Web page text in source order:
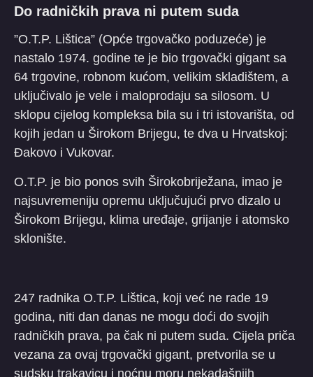
Do radničkih prava ni putem suda
”O.T.P. Lištica” (Opće trgovačko poduzeće) je
nastalo 1974. godine te je bio trgovački gigant sa
64 trgovine, robnom kućom, velikim skladištem, a
uključivalo je vele i maloprodaju sa silosom. U
sklopu cijelog kompleksa bila su i tri istovarišta, od
kojih jedan u Širokom Brijegu, te dva u Hrvatskoj:
Đakovo i Vukovar.
O.T.P. je bio ponos svih Širokobriježana, imao je
najsuvremeniju opremu uključujući prvo dizalo u
Širokom Brijegu, klima uređaje, grijanje i atomsko
sklonište.
247 radnika O.T.P. Lištica, koji već ne rade 19
godina, niti dan danas ne mogu doći do svojih
radničkih prava, pa čak ni putem suda. Cijela priča
vezana za ovaj trgovački gigant, pretvorila se u
sudsku trakavicu i noćnu moru nekadašnjih